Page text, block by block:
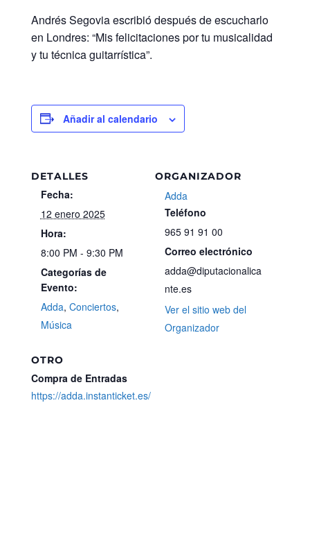
Andrés Segovia escribió después de escucharlo
en Londres: “Mis felicitaciones por tu musicalidad
y tu técnica guitarrística”.
Añadir al calendario
DETALLES
Fecha:
12 enero 2025
Hora:
8:00 PM - 9:30 PM
Categorías de
Evento:
Adda, Conciertos,
Música
ORGANIZADOR
Adda
Teléfono
965 91 91 00
Correo electrónico
adda@diputacionalica
nte.es
Ver el sitio web del
Organizador
OTRO
Compra de Entradas
https://adda.instanticket.es/